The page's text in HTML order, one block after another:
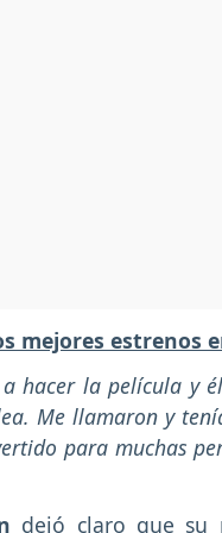
mejores estrenos
hacer la película y
Me llamaron y
para muchas
dejó claro que su